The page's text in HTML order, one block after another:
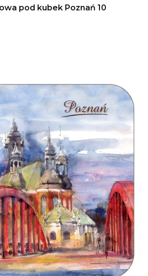
pod kubek Poznań 10